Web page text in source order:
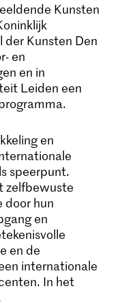
Kunsten
der Kunsten Den
en
en in
Leiden een
en
speerpunt.
zelfbewuste
door hun
en
en de
internationale
In het